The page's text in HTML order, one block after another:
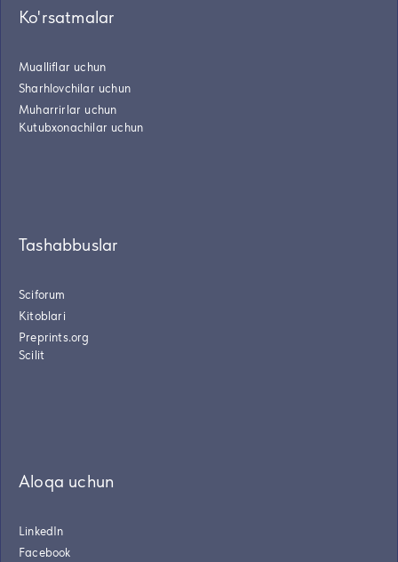
Ko'rsatmalar
Mualliflar uchun
Sharhlovchilar uchun
Muharrirlar uchun
Kutubxonachilar uchun
Tashabbuslar
Sciforum
Kitoblari
Preprints.org
Scilit
Aloqa uchun
LinkedIn
Facebook